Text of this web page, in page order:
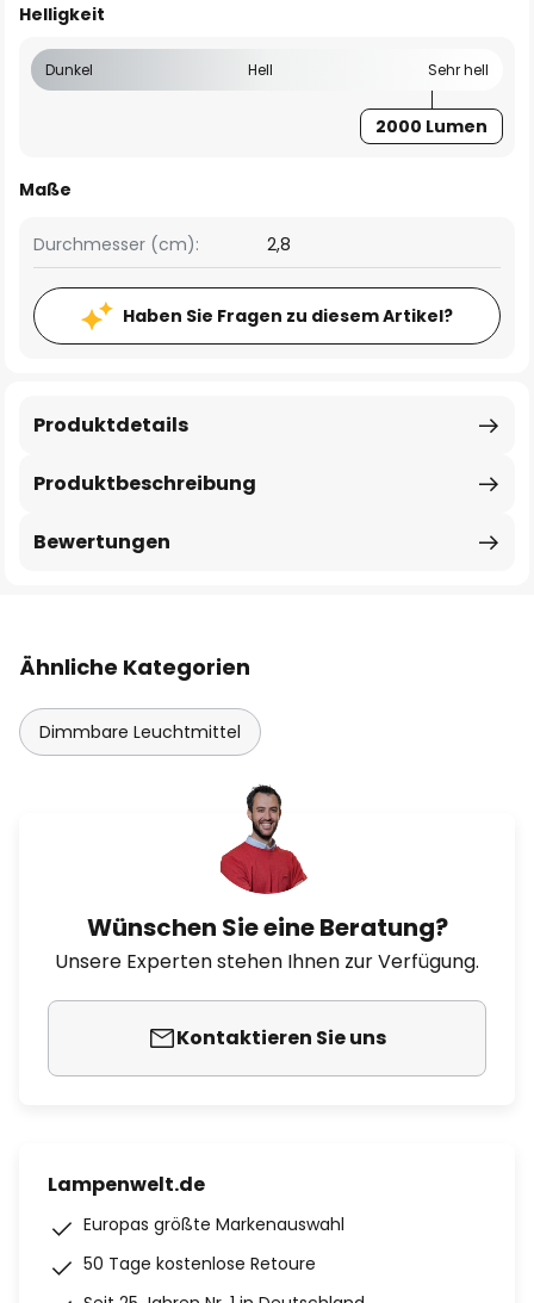
Helligkeit
Dunkel Hell Sehr hell
2000 Lumen
Maße
Durchmesser (cm): 2,8
Haben Sie Fragen zu diesem Artikel?
Produktbeschreibung
Produktdetails
Bewertungen
Ähnliche Kategorien
Dimmbare Leuchtmittel
Wünschen Sie eine Beratung?
Unsere Experten stehen Ihnen zur Verfügung.
Kontaktieren Sie uns
Lampenwelt.de
Europas größte Markenauswahl
50 Tage kostenlose Retoure